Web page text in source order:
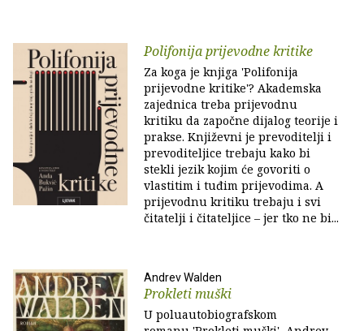
Polifonija prijevodne kritike
Za koga je knjiga 'Polifonija
prijevodne kritike'? Akademska
zajednica treba prijevodnu
kritiku da započne dijalog teorije i
prakse. Književni je prevoditelji i
prevoditeljice trebaju kako bi
stekli jezik kojim će govoriti o
vlastitim i tuđim prijevodima. A
prijevodnu kritiku trebaju i svi
čitatelji i čitateljice – jer tko ne bi...
Andrev Walden
Prokleti muški
U poluautobiografskom